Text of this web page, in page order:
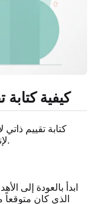
كيفية
كتابة تقييم
لإنشاء تقييم يتسم بالصدق والفائدة في آن واحد.
ابدأ بالعودة إلى
الذي كان